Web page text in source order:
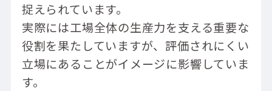
捉えられています。
実際には工場全体の生産力を支える重要な
役割を果たしていますが、評価されにくい
立場にあることがイメージに影響していま
す。